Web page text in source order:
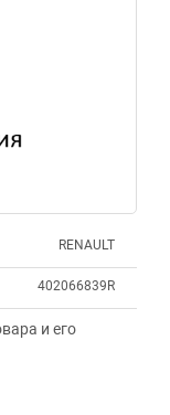
RENAULT
402066839R
и его